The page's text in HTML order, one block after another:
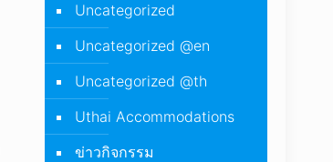
Uncategorized
Uncategorized @en
Uncategorized @th
Uthai Accommodations
ข่าวกิจกรรม